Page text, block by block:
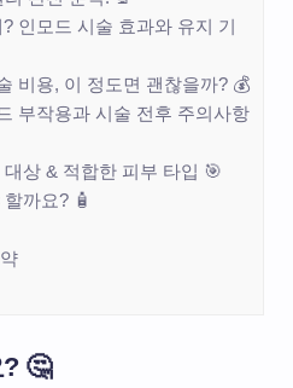
인모드 시술 효과와 유지 기
비용, 이 정도면 괜찮을까? 💰
부작용과 시술 전후 주의사항
상 & 적합한 피부 타입 🎯
까요? 🧴
🤔